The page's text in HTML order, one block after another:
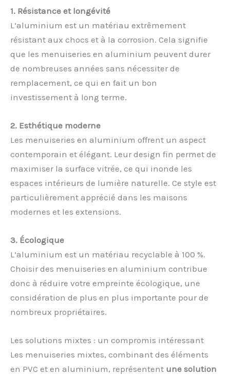
1. Résistance et longévité
L’aluminium est un matériau extrêmement
résistant aux chocs et à la corrosion. Cela signifie
que les menuiseries en aluminium peuvent durer
de nombreuses années sans nécessiter de
remplacement, ce qui en fait un bon
investissement à long terme.
2. Esthétique moderne
Les menuiseries en aluminium offrent un aspect
contemporain et élégant. Leur design fin permet de
maximiser la surface vitrée, ce qui inonde les
espaces intérieurs de lumière naturelle. Ce style est
particulièrement apprécié dans les maisons
modernes et les extensions.
3. Écologique
L’aluminium est un matériau recyclable à 100 %.
Choisir des menuiseries en aluminium contribue
donc à réduire votre empreinte écologique, une
considération de plus en plus importante pour de
nombreux propriétaires.
Les solutions mixtes : un compromis intéressant
Les menuiseries mixtes, combinant des éléments
en PVC et en aluminium, représentent une solution